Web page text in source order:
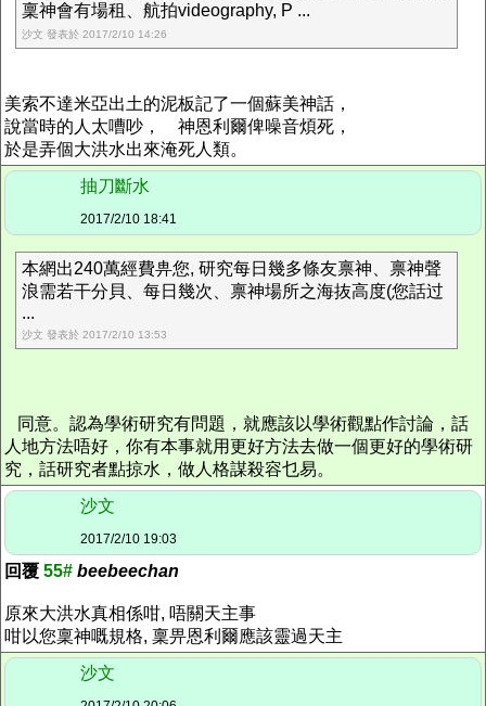
稟神會有場租、航拍videography, P ...
沙文 發表於 2017/2/10 14:26
美索不達米亞出土的泥板記了一個蘇美神話，
說當時的人太嘈吵， 神恩利爾俾噪音煩死，
於是弄個大洪水出來淹死人類。
抽刀斷水
2017/2/10 18:41
本網出240萬經費畁您, 研究每日幾多條友禀神、禀神聲
浪需若干分貝、每日幾次、禀神場所之海抜高度(您話过
...
沙文 發表於 2017/2/10 13:53
同意。認為學術研究有問題，就應該以學術觀點作討論，話
人地方法唔好，你有本事就用更好方法去做一個更好的學術研
究，話研究者點掠水，做人格謀殺容乜易。
沙文
2017/2/10 19:03
回覆 55# beebeechan
原來大洪水真相係咁, 唔關天主事
咁以您稟神嘅規格, 稟畀恩利爾應該靈過天主
沙文